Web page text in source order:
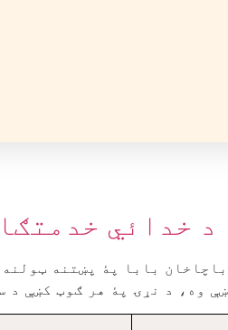
خدائي
بابا پۀ پښتنه
وه، د نړۍ پۀ هر ګوټ کښې